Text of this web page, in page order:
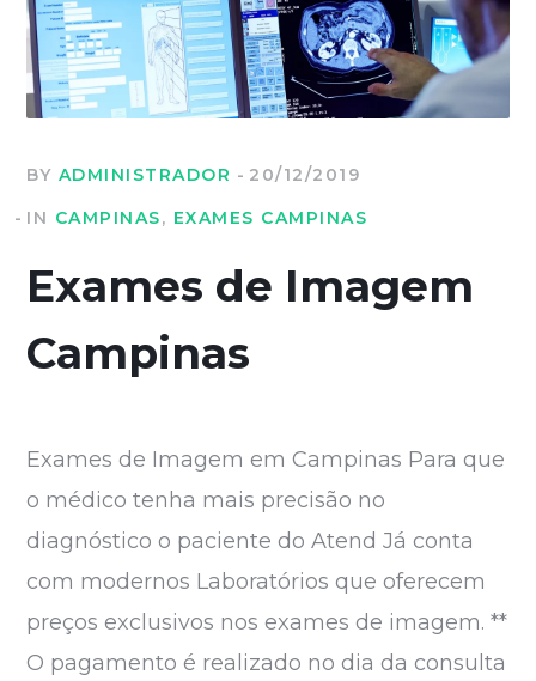
BY ADMINISTRADOR
20/12/2019
IN CAMPINAS, EXAMES CAMPINAS
Exames de Imagem
Campinas
Exames de Imagem em Campinas Para que
o médico tenha mais precisão no
diagnóstico o paciente do Atend Já conta
com modernos Laboratórios que oferecem
preços exclusivos nos exames de imagem. **
O pagamento é realizado no dia da consulta